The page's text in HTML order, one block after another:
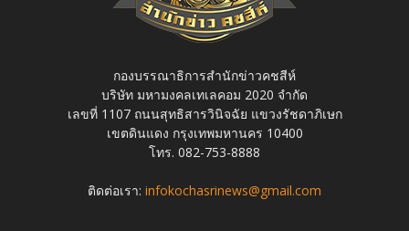
กองบรรณาธิการสำนักข่าวคชสีห์
บริษัท มหามงคลเทเลคอม 2020 จำกัด
เลขที่ 1107 ถนนสุทธิสารวินิจฉัย แขวงรัชดาภิเษก
เขตดินแดง กรุงเทพมหานคร 10400
โทร. 082-753-8888
ติดต่อเรา: infokochasrinews@gmail.com